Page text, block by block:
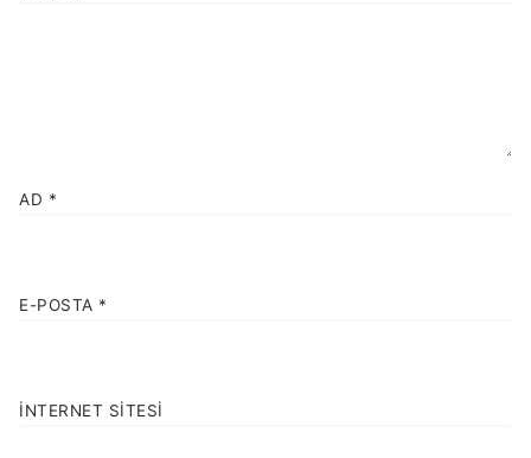
AD *
E-POSTA *
İNTERNET SITESI